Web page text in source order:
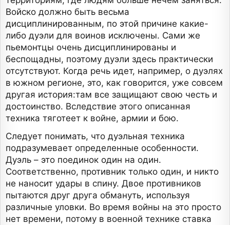
Войско должно быть весьма
дисциплинированным, по этой причине какие-
либо дуэли для воинов исключены. Сами же
пьемонтцы очень дисциплинированы и
беспощадны, поэтому дуэли здесь практически
отсутствуют. Когда речь идет, например, о дуэлях
в южном регионе, это, как говорится, уже совсем
другая история:там все защищают свою честь и
достоинство. Вследствие этого описанная
техника тяготеет к войне, армии и бою.
Следует понимать, что дуэльная техника
подразумевает определенные особенности.
Дуэль – это поединок один на один.
Соответственно, противник только один, и никто
не наносит удары в спину. Двое противников
пытаются друг друга обмануть, используя
различные уловки. Во время войны на это просто
нет времени, потому в военной технике ставка